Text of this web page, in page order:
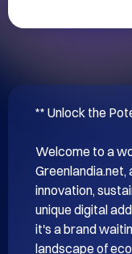
** Unlock the
Welcome to a
Greenlandia.net,
innovation,
unique digital
it's a brand
landscape of